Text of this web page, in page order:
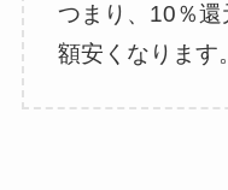
つまり、10％
額安くなります。